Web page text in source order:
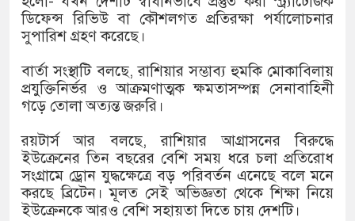
প্রেমের সম্পর্ক ছিন্ন না করায় মা-
হামের উপসর্গে আরও ৬ প্রাণহানি,
জামায়াত ফেরেশতাদের দল নয়,
ডিফেন্স রিভিউ বা কৌশলগত প্রতিরক্ষা পর্যালোচনার
সুপারিশ গ্রহণ করেছে।
বার্তা সংস্থাটি বলছে, রাশিয়ার সম্ভাব্য হুমকি মোকাবিলায়
প্রযুক্তিনির্ভর ও আক্রমণাত্মক ক্ষমতাসম্পন্ন সেনাবাহিনী
গড়ে তোলা অত্যন্ত জরুরি।
রয়টার্স আর বলছে, রাশিয়ার আগ্রাসনের বিরুদ্ধে
ইউক্রেনের তিন বছরের বেশি সময় ধরে চলা প্রতিরোধ
সংগ্রামে ড্রোন যুদ্ধক্ষেত্রে বড় পরিবর্তন এনেছে বলে মনে
করছে ব্রিটেন। মূলত সেই অভিজ্ঞতা থেকে শিক্ষা নিয়ে
ইউক্রেনকে আরও বেশি সহায়তা দিতে চায় দেশটি।